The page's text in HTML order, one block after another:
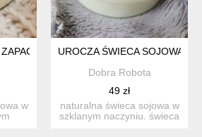
BERGAMOTY Z GOŹDZIKAMI,
w
UROCZA ŚWIECA SOJOWA O
Dobra Robota
49 zł
naturalna świeca sojowa w
szklanym naczyniu. świeca